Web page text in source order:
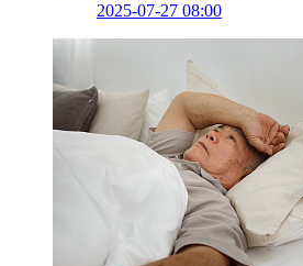
2025-07-27 08:00